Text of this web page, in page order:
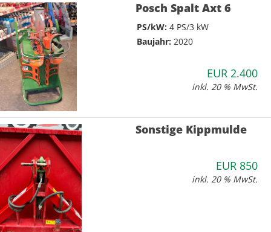
Posch Spalt Axt 6
PS/kW: 4 PS/3 kW
Baujahr: 2020
EUR 2.400
inkl. 20 % MwSt.
Sonstige Kippmulde
EUR 850
inkl. 20 % MwSt.